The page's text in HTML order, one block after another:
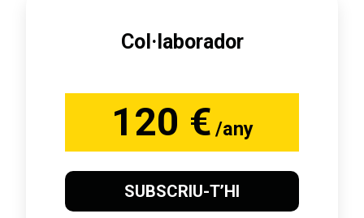
Col·laborador
120 € /any
SUBSCRIU-T’HI